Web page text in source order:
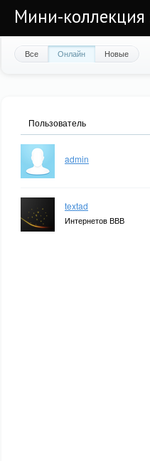
Мини-
Все Онлайн Новые
Пользователь
admin
textad
Интернетов ВВВ